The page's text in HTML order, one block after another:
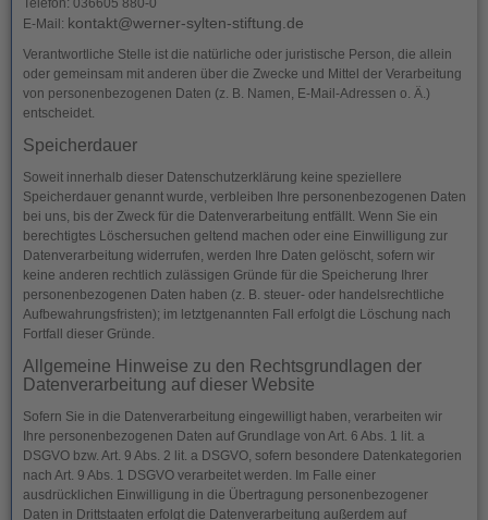
Telefon: 036605 880-0
E-Mail: kontakt@werner-sylten-stiftung.de
Verantwortliche Stelle ist die natürliche oder juristische Person, die allein
oder gemeinsam mit anderen über die Zwecke und Mittel der Verarbeitung
von personenbezogenen Daten (z. B. Namen, E-Mail-Adressen o. Ä.)
entscheidet.
Speicherdauer
Soweit innerhalb dieser Datenschutzerklärung keine speziellere
Speicherdauer genannt wurde, verbleiben Ihre personenbezogenen Daten
bei uns, bis der Zweck für die Datenverarbeitung entfällt. Wenn Sie ein
berechtigtes Löschersuchen geltend machen oder eine Einwilligung zur
Datenverarbeitung widerrufen, werden Ihre Daten gelöscht, sofern wir
keine anderen rechtlich zulässigen Gründe für die Speicherung Ihrer
personenbezogenen Daten haben (z. B. steuer- oder handelsrechtliche
Aufbewahrungsfristen); im letztgenannten Fall erfolgt die Löschung nach
Fortfall dieser Gründe.
Allgemeine Hinweise zu den Rechtsgrundlagen der
Datenverarbeitung auf dieser Website
Sofern Sie in die Datenverarbeitung eingewilligt haben, verarbeiten wir
Ihre personenbezogenen Daten auf Grundlage von Art. 6 Abs. 1 lit. a
DSGVO bzw. Art. 9 Abs. 2 lit. a DSGVO, sofern besondere Datenkategorien
nach Art. 9 Abs. 1 DSGVO verarbeitet werden. Im Falle einer
ausdrücklichen Einwilligung in die Übertragung personenbezogener
Daten in Drittstaaten erfolgt die Datenverarbeitung außerdem auf